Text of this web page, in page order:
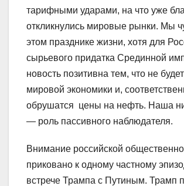
тарифными ударами, на что уже
откликнулись мировые рынки. Мы
этом празднике жизни, хотя для
сырьевого придатка Срединной
новость позитивна тем, что не
мировой экономики и,
обрушатся цены на нефть. Наша
— роль пассивного наблюдателя.
Внимание российской
приковано к одному частному
встрече Трампа с Путиным. Трамп